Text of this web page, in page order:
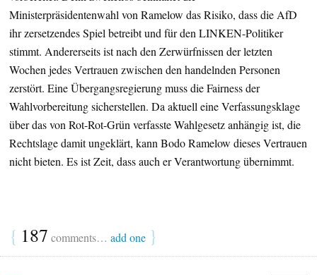
Ministerpräsidentenwahl von Ramelow das Risiko, dass die AfD
ihr zersetzendes Spiel betreibt und für den LINKEN-Politiker
stimmt. Andererseits ist nach den Zerwürfnissen der letzten
Wochen jedes Vertrauen zwischen den handelnden Personen
zerstört. Eine Übergangsregierung muss die Fairness der
Wahlvorbereitung sicherstellen. Da aktuell eine Verfassungsklage
über das von Rot-Rot-Grün verfasste Wahlgesetz anhängig ist, die
Rechtslage damit ungeklärt, kann Bodo Ramelow dieses Vertrauen
nicht bieten. Es ist Zeit, dass auch er Verantwortung übernimmt.
{ 187 comments… add one }